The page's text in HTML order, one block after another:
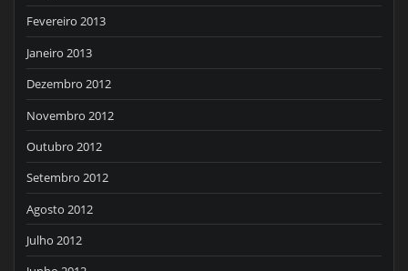
Fevereiro 2013
Janeiro 2013
Dezembro 2012
Novembro 2012
Outubro 2012
Setembro 2012
Agosto 2012
Julho 2012